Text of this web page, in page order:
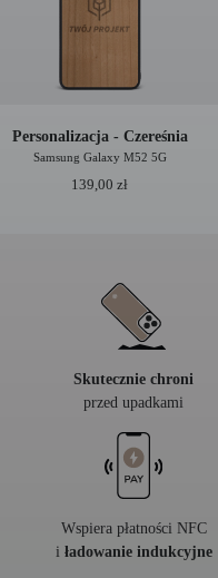
Personalizacja - Czereśnia
Samsung Galaxy M52 5G
139,00zł
Skutecznie chroni
przed upadkami
Wspiera płatności NFC
i ładowanie indukcyjne